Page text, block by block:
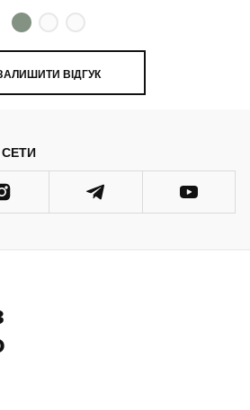
ВІДГУК